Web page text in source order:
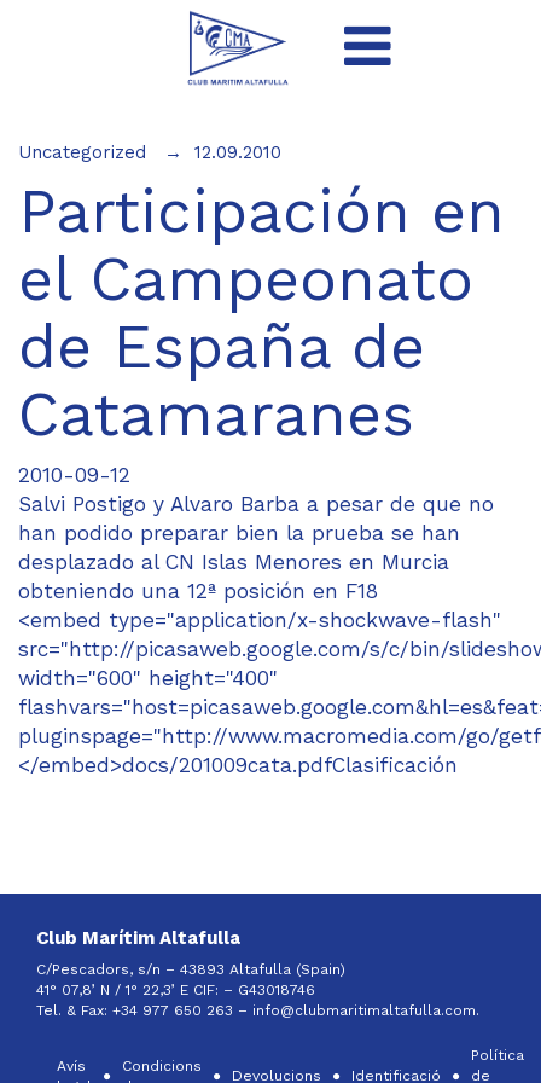
Uncategorized 12.09.2010
Participación en
el Campeonato
de España de
Catamaranes
2010-09-12
Salvi Postigo y Alvaro Barba a pesar de que no
han podido preparar bien la prueba se han
desplazado al CN Islas Menores en Murcia
obteniendo una 12ª posición en F18
<embed type="application/x-shockwave-flash"
src="http://picasaweb.google.com/s/c/bin/
width="600" height="400"
pluginspage="http://www.macromedia.com/go/
</embed>docs/201009cata.pdfClasificación
Club Marítim Altafulla
C/Pescadors, s/n – 43893 Altafulla (Spain)
41° 07,8’ N / 1° 22,3’ E CIF: – G43018746
Tel. & Fax: +34 977 650 263 – info@clubmaritimaltafulla.com.
Avís
Condicions
Devolucions Identificació
Política
de